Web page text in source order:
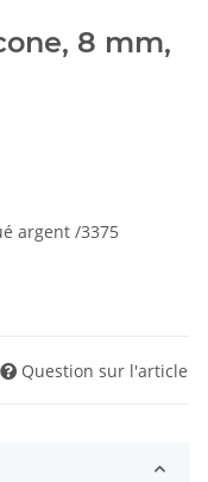
8 mm,
argent /3375
Question sur l'article